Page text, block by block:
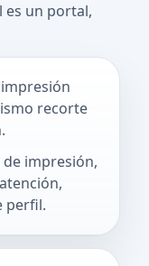
es un portal,
recorte
impresión,
perfil.